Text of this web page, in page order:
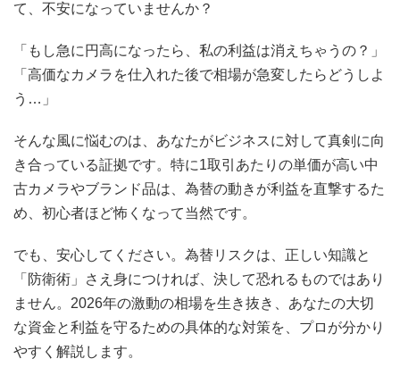
て、不安になっていませんか？
「もし急に円高になったら、私の利益は消えちゃうの？」
「高価なカメラを仕入れた後で相場が急変したらどうしよ
う…」
そんな風に悩むのは、あなたがビジネスに対して真剣に向
き合っている証拠です。特に1取引あたりの単価が高い中
古カメラやブランド品は、為替の動きが利益を直撃するた
め、初心者ほど怖くなって当然です。
でも、安心してください。為替リスクは、正しい知識と
「防衛術」さえ身につければ、決して恐れるものではあり
ません。2026年の激動の相場を生き抜き、あなたの大切
な資金と利益を守るための具体的な対策を、プロが分かり
やすく解説します。